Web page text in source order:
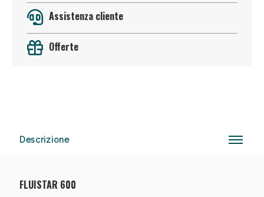
Assistenza cliente
Offerte
Descrizione
FLUISTAR 600